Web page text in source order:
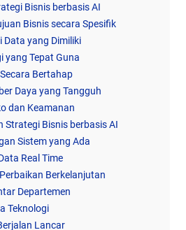
Bisnis berbasis AI
Bisnis secara Spesifik
Data yang Dimiliki
yang Tepat Guna
Bertahap
Daya yang Tangguh
dan Keamanan
Strategi Bisnis berbasis AI
Sistem yang Ada
Real Time
Berkelanjutan
Departemen
Teknologi
Lancar